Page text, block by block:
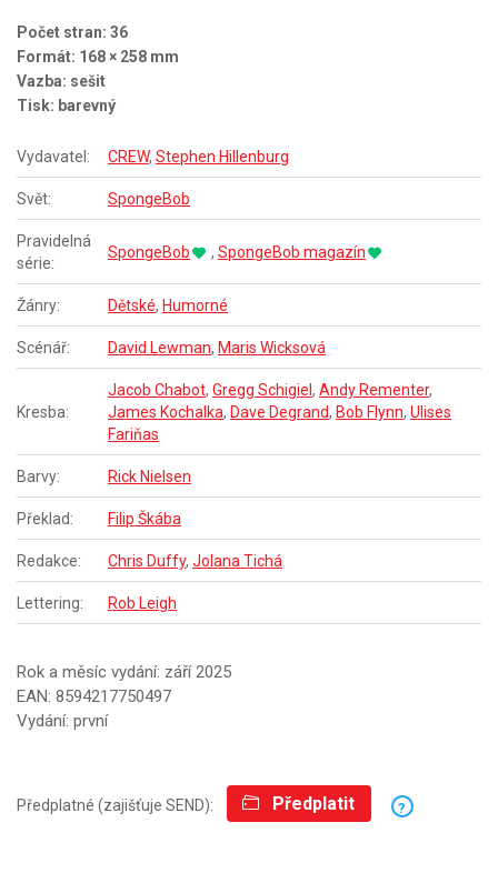
Počet stran: 36
Formát: 168 × 258 mm
Vazba: sešit
Tisk: barevný
Vydavatel: CREW, Stephen Hillenburg
Svět: SpongeBob
Pravidelná
série:
SpongeBob , SpongeBob magazín
Žánry: Dětské, Humorné
Scénář: David Lewman, Maris Wicksová
Kresba:
Jacob Chabot, Gregg Schigiel , Andy Rementer,
James Kochalka, Dave Degrand, Bob Flynn, Ulises
Fariňas
Barvy: Rick Nielsen
Překlad: Filip Škába
Redakce: Chris Duffy, Jolana Tichá
Lettering: Rob Leigh
Rok a měsíc vydání: září 2025
EAN: 8594217750497
Vydání: první
Předplatné (zajišťuje SEND): Předplatit ?